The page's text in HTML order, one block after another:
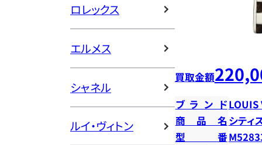
ロレックス
エルメス
シャネル
ルイ・ヴィトン
買取金額
ブランドLOUIS
商品名 シティ
型番